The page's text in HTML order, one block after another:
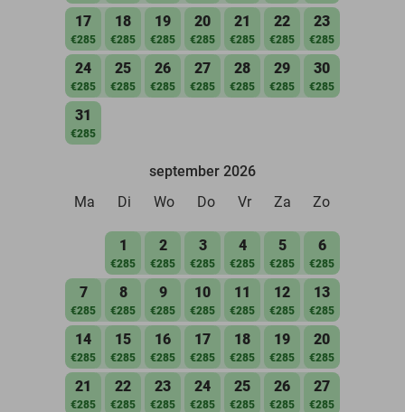
17
€285
18
€285
19
€285
20
€285
21
€285
22
€285
23
€285
24
€285
25
€285
26
€285
27
€285
28
€285
29
€285
30
€285
31
€285
september 2026
Ma
Di Wo Do Vr Za Zo
1
€285
2
€285
3
€285
4
€285
5
€285
6
€285
7
€285
8
€285
9
€285
10
€285
11
€285
12
€285
13
€285
14
€285
15
€285
16
€285
17
€285
18
€285
19
€285
20
€285
21
€285
22
€285
23
€285
24
€285
25
€285
26
€285
27
€285